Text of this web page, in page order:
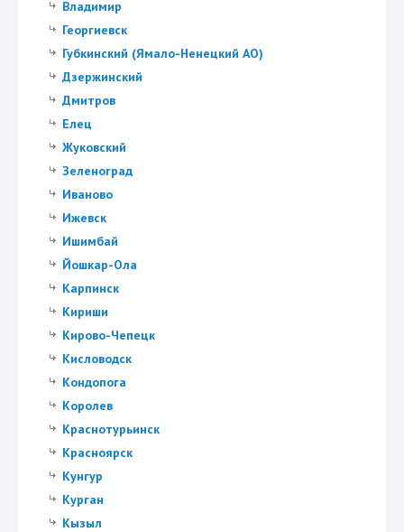
Владимир
Георгиевск
Губкинский (Ямало-Ненецкий АО)
Дзержинский
Дмитров
Елец
Жуковский
Зеленоград
Иваново
Ижевск
Ишимбай
Йошкар-Ола
Карпинск
Кириши
Кирово-Чепецк
Кисловодск
Кондопога
Королев
Краснотурьинск
Красноярск
Кунгур
Курган
Кызыл